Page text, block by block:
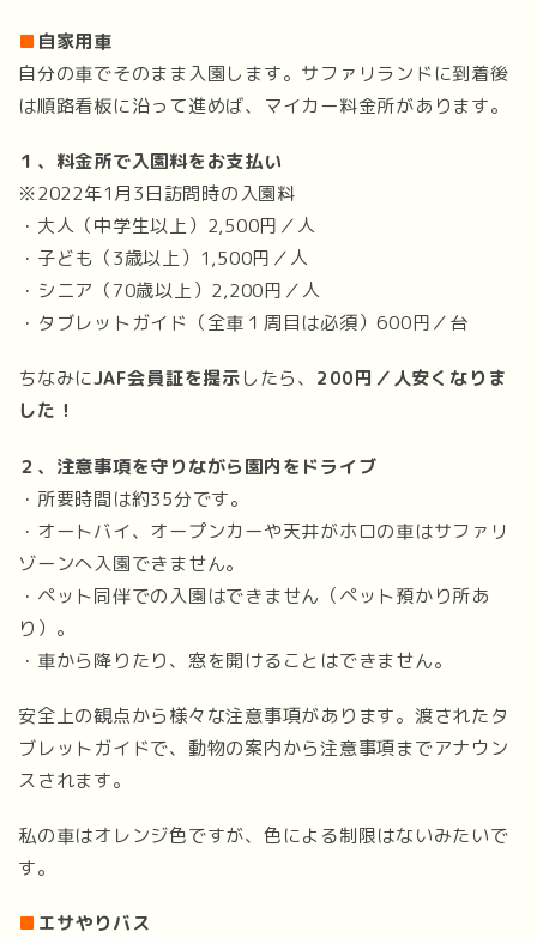
■自家用車
自分の車でそのまま入園します。サファリランドに到着後
は順路看板に沿って進めば、マイカー料金所があります。
１、料金所で入園料をお支払い
※2022年1月3日訪問時の入園料
・大人（中学生以上）2,500円／人
・子ども（3歳以上）1,500円／人
・シニア（70歳以上）2,200円／人
・タブレットガイド（全車１周目は必須）600円／台
ちなみにJAF会員証を提示したら、 200円／人安くなりま
した！
２、注意事項を守りながら園内をドライブ
・所要時間は約35分です。
・オートバイ、オープンカーや天井がホロの車はサファリ
ゾーンへ入園できません。
・ペット同伴での入園はできません（ペット預かり所あ
り）。
・車から降りたり、窓を開けることはできません。
安全上の観点から様々な注意事項があります。渡されたタ
ブレットガイドで、動物の案内から注意事項までアナウン
スされます。
私の車はオレンジ色ですが、色による制限はないみたいで
す。
■エサやりバス